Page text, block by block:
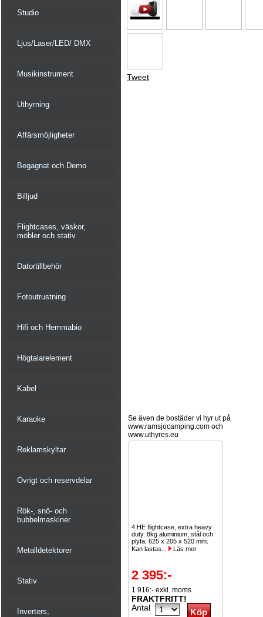
Studio
Ljus/Laser/LED/ DMX
Musikinstrument
Uthyrning
Affärsmöjligheter
Begagnat och Demo
Billjud
Flightcases, väskor,
möbler och stativ
Datortillbehör
Fotoutrustning
Hifi och Hemmabio
Högtalarelement
Kabel
Karaoke
Reklamskyltar
Övrigt och reservdelar
Rök-, snö- och
bubbelmaskiner
Metalldetektorer
Stativ
Inverters,
Tweet
Se även de bostäder vi hyr ut på
www.ramsjocamping.com och
www.uthyres.eu
4 HE flightcase, extra heavy
duty. 8kg aluminium, stål och
plyfa. 625 x 205 x 520 mm.
Kan lastas...
Läs mer
2 395:-
1 916:- exkl. moms
FRAKTFRITT!
Antal